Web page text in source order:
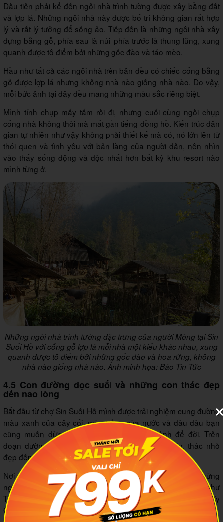
Đầu tiên phải kể đến ngôi nhà trình tường được xây bằng đất
và lợp lá. Những ngôi nhà này được bố trí không gian rất hợp
lý và rất lý tưởng để sống ảo. Tiếp đến là những ngôi nhà xây
dựng bằng gỗ, phía sau là núi, phía trước là thung lũng, xung
quanh được tô điểm bởi những gốc đào và táo mèo.
Hầu như tất cả các ngôi nhà trên bản đều có chiếc cổng bằng
gỗ được lợp lá nhưng không nhà nào giống nhà nào. Do vậy,
mỗi bức ảnh tại đây đều mang những màu sắc riêng biệt.
Mình tính chụp mấy tấm rồi đi, nhưng cuối cùng ngồi chụp
cổng nhà không thôi mà mất gần tiếng đồng hồ. Kiến trúc dân
gian tự nhiên như vậy không phải thiết kế mà có, nó lớn lên từ
thói quen và tình yêu với bản làng của người dân, nên nhìn
vào thấy sống động và độc nhất hơn bất kỳ khu resort nào
mình từng ở.
Những ngôi nhà trình tường đặc trưng của người Mông tại Sin
Suối Hồ với cổng gỗ lợp lá mỗi nhà một kiểu khác nhau, xung
quanh được tô điểm bởi những gốc đào và hoa rừng, không
nhà nào giống nhà nào. Ảnh minh họa: Báo Tin Tức
4.5 Con đường dọc suối và những con thác đẹp
đến nao lòng
Bắt đầu từ chợ Sin Suối Hồ mình được trải nghiệm cung đường
màu xanh của cây cối, màu trắng của nước và đâu đâu bạn
cũng muốn dừng lại để chụp những kiểu ảnh để đời. Trên
đoạn đường này mình bắt gặp rất nhiều thác lớn, thác nhỏ
đẹp đến nao lòng.
Nơi này được thiên nhiên ưu ái ban tặng hệ sinh thái rừng
nguyên sinh với nhiều cảnh quan thiên nhiên hùng vĩ như
Thác Trái tim, Thác Tình yêu, Thác Ma Quai Thàng, đỉnh Ky
Quan San, đỉnh Sơn Bạc Mây.